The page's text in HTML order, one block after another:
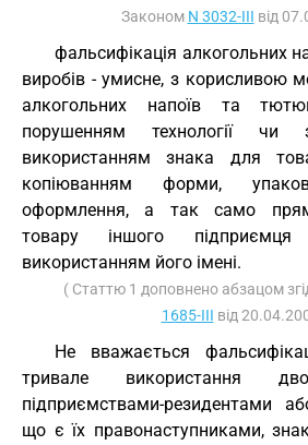
Законом N 3032-III від
фальсифікація алкогольних
виробів - умисне, з корисливою
алкогольних напоїв та
порушенням технології чи
використанням знака для
копіюванням форми,
оформлення, а так само
товару іншого
використанням його імені.
( Статтю 1 доповнено абзацом
1685-III від
Не вважається
тривале використання
підприємствами-резидентами
що є їх правонаступниками,